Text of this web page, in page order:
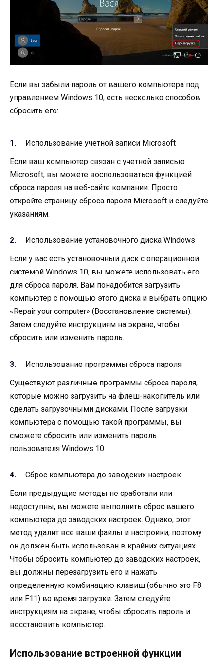
Если вы забыли пароль от вашего компьютера под
управлением Windows 10, есть несколько способов
сбросить его:
Использование учетной записи Microsoft
Если ваш компьютер связан с учетной записью
Microsoft, вы можете воспользоваться функцией
сброса пароля на веб-сайте компании. Просто
откройте страницу сброса пароля Microsoft и следуйте
указаниям.
Использование установочного диска Windows
Если у вас есть установочный диск с операционной
системой Windows 10, вы можете использовать его
для сброса пароля. Вам понадобится загрузить
компьютер с помощью этого диска и выбрать опцию
«Repair your computer» (Восстановление системы).
Затем следуйте инструкциям на экране, чтобы
сбросить или изменить пароль.
Использование программы сброса пароля
Существуют различные программы сброса пароля,
которые можно загрузить на флеш-накопитель или
сделать загрузочными дисками. После загрузки
компьютера с помощью такой программы, вы
сможете сбросить или изменить пароль
пользователя Windows 10.
Сброс компьютера до заводских настроек
Если предыдущие методы не сработали или
недоступны, вы можете выполнить сброс вашего
компьютера до заводских настроек. Однако, этот
метод удалит все ваши файлы и настройки, поэтому
он должен быть использован в крайних ситуациях.
Чтобы сбросить компьютер до заводских настроек,
вы должны перезагрузить его и нажать
определенную комбинацию клавиш (обычно это F8
или F11) во время загрузки. Затем следуйте
инструкциям на экране, чтобы сбросить пароль и
восстановить компьютер.
Использование встроенной функции